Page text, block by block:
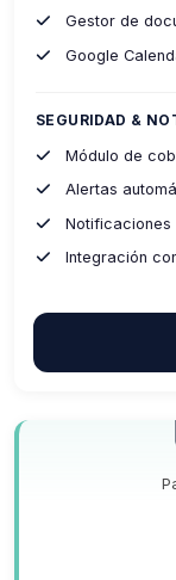
Gestor de
Google
SEGURIDAD &
Módulo de
Alertas
Notificaciones
Integración